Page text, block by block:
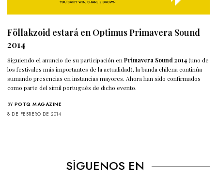
Föllakzoid estará en Optimus Primavera Sound
2014
Siguiendo el anuncio de su participación enPrimavera Sound 2014(uno de
los festivales más importantes de la actualidad), la banda chilena continúa
sumando presencias en instancias mayores. Ahora han sido confirmados
como parte del símil portugués de dicho evento.
BY POTQ MAGAZINE
8 DE FEBRERO DE 2014
SÍGUENOS EN